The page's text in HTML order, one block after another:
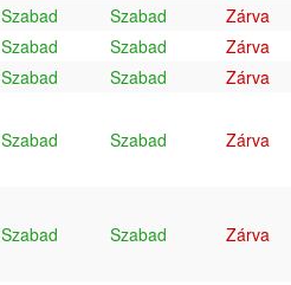
Szabad Szabad
Zárva
Szabad Szabad
Zárva
Szabad Szabad
Zárva
Szabad Szabad Zárva
Szabad Szabad Zárva